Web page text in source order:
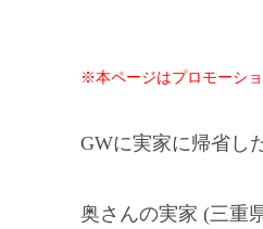
※本ページはプロモーシ
GWに実家に帰省し
奥さんの実家 (三重